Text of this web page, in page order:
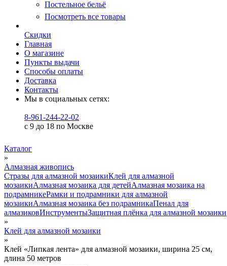
Постельное бельё
Посмотреть все товары
Скидки
Главная
О магазине
Пункты выдачи
Способы оплаты
Доставка
Контакты
Мы в социальных сетях:
8-961-244-22-02
с 9 до 18 по Москве
Каталог
»
Алмазная живопись
Стразы для алмазной мозаикиКлей для алмазной
мозаикиАлмазная мозаика для детейАлмазная мозаика на
подрамникеРамки и подрамники для алмазной
мозаикиАлмазная мозаика без подрамникаПенал для
алмазиковИнструментыЗащитная плёнка для алмазной мозаики
»
Клей для алмазной мозаики
»
Клей «Липкая лента» для алмазной мозаики, ширина 25 см,
длина 50 метров